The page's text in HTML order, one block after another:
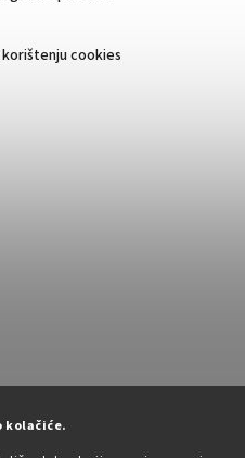
kolačiće.
cookies